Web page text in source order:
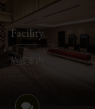
Facility
施設案内